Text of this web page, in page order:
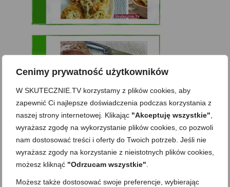
Cenimy prywatność użytkowników
W SKUTECZNIE.TV korzystamy z plików cookies, aby
zapewnić Ci najlepsze doświadczenia podczas korzystania z
naszej strony internetowej. Klikając "Akceptuję wszystkie"
wyrażasz zgodę na wykorzystanie plików cookies, co pozwoli
nam dostosować treści i oferty do Twoich potrzeb. Jeśli nie
wyrażasz zgody na korzystanie z nieistotnych plików cookies,
możesz kliknąć "Odrzucam wszystkie"
Możesz także dostosować swoje preferencje, wybierając